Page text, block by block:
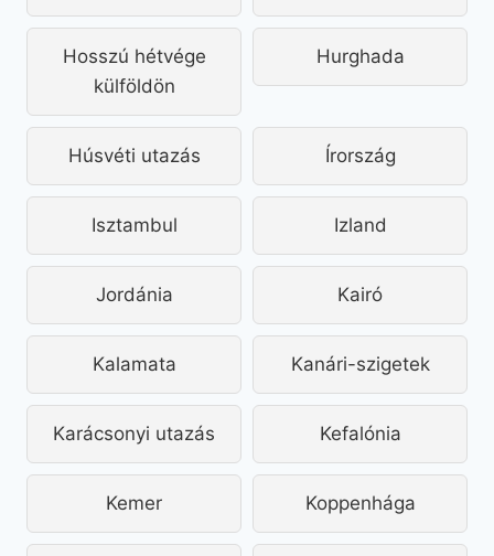
Hosszú hétvége
külföldön
Hurghada
Húsvéti utazás Írország
Isztambul Izland
Jordánia Kairó
Kalamata Kanári-szigetek
Karácsonyi utazás Kefalónia
Kemer Koppenhága